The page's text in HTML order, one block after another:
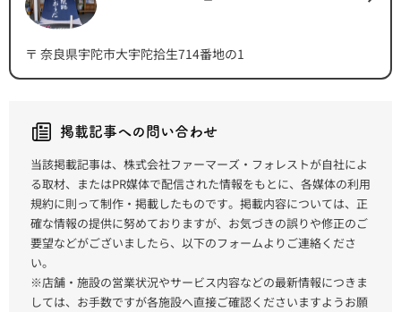
〒 奈良県宇陀市大宇陀拾生714番地の1
掲載記事への問い合わせ
当該掲載記事は、株式会社ファーマーズ・フォレストが自社によ
る取材、またはPR媒体で配信された情報をもとに、各媒体の利用
規約に則って制作・掲載したものです。掲載内容については、正
確な情報の提供に努めておりますが、お気づきの誤りや修正のご
要望などがございましたら、以下のフォームよりご連絡くださ
い。
※店舗・施設の営業状況やサービス内容などの最新情報につきま
しては、お手数ですが各施設へ直接ご確認くださいますようお願